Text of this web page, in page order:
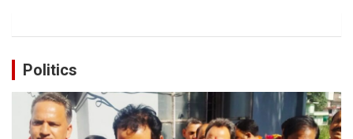
Politics